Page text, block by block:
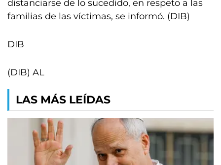
distanciarse de lo sucedido, en respeto a las
familias de las víctimas, se informó. (DIB)
DIB
(DIB) AL
LAS MÁS LEÍDAS